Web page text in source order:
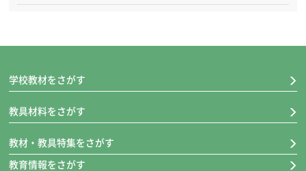
学校教材をさがす
教具材料をさがす
教材・教具特集をさがす
教育情報をさがす